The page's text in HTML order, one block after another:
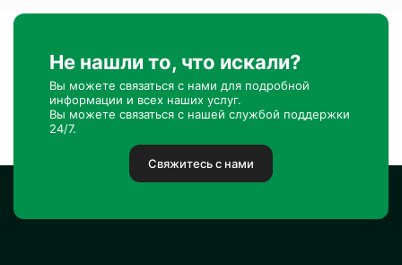
Не нашли то, что искали?
Вы можете связаться с нами для подробной
информации и всех наших услуг.
Вы можете связаться с нашей службой поддержки
24/7.
Свяжитесь с нами